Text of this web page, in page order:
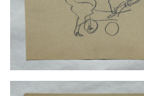
Themenflyer: Ernst Geitlinger
Themenflyer: Michel Wagner
Richild Holt – Farbe und Linie